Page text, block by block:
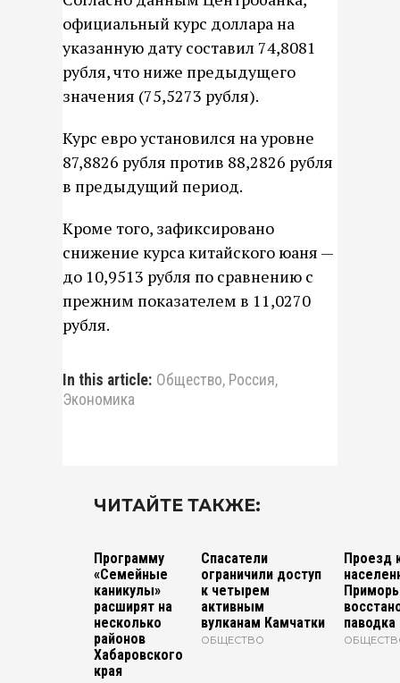
официальный курс доллара на
указанную дату составил 74,8081
рубля, что ниже предыдущего
значения (75,5273 рубля).
Курс евро установился на уровне
87,8826 рубля против 88,2826 рубля
в предыдущий период.
Кроме того, зафиксировано
снижение курса китайского юаня —
до 10,9513 рубля по сравнению с
прежним показателем в 11,0270
рубля.
In this article: Общество, Россия,
Экономика
ЧИТАЙТЕ ТАКЖЕ:
Программу
«Семейные
каникулы»
расширят на
несколько
районов
Хабаровского
края
Спасатели
ограничили доступ
к четырем
активным
вулканам Камчатки
ОБЩЕСТВО
Проезд
паводка